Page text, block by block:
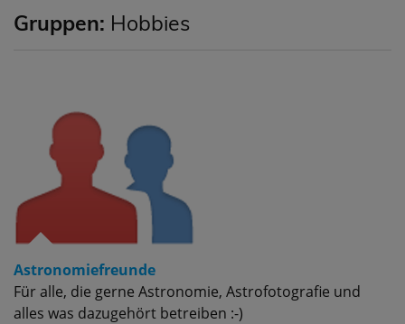
Gruppen: Hobbies
Astronomiefreunde
Für alle, die gerne Astronomie, Astrofotografie und
alles was dazugehört betreiben :-)